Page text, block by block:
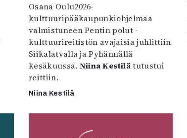
Osana Oulu2026-
kulttuuripääkaupunkiohjelmaa
valmistuneen Pentin polut -
kulttuurireitistön avajaisia juhlittiin
Siikalatvalla ja Pyhännällä
kesäkuussa. Niina Kestilätutustui
reittiin.
Niina Kestilä